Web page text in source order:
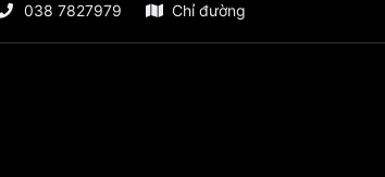
038 7827979
Chỉ đường